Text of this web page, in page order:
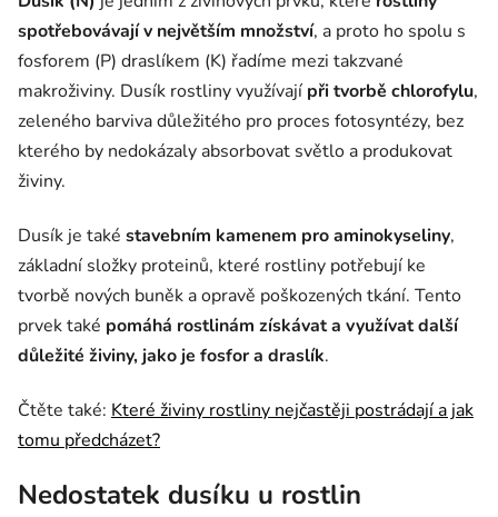
spotřebovávají v největším množství, a proto ho spolu s
fosforem (P) draslíkem (K) řadíme mezi takzvané
makroživiny. Dusík rostliny využívají při tvorbě chlorofylu,
zeleného barviva důležitého pro proces fotosyntézy, bez
kterého by nedokázaly absorbovat světlo a produkovat
živiny.
Dusík je také stavebním kamenem pro aminokyseliny,
základní složky proteinů, které rostliny potřebují ke
tvorbě nových buněk a opravě poškozených tkání. Tento
prvek také pomáhá rostlinám získávat a využívat další
důležité živiny, jako je fosfor a draslík.
Čtěte také: Které živiny rostliny nejčastěji postrádají a jak
tomu předcházet?
Nedostatek dusíku u rostlin